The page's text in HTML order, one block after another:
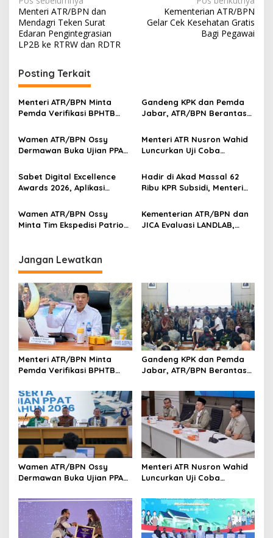
pos
Menteri ATR/BPN dan
Mendagri Teken Surat
Edaran Pengintegrasian
LP2B ke RTRW dan RDTR
Kementerian ATR/BPN
Gelar Cek Kesehatan Gratis
Bagi Pegawai
Posting Terkait
Menteri ATR/BPN Minta
Pemda Verifikasi BPHTB
Bakal Diintegrasikan
Gandeng KPK dan Pemda
Jabar, ATR/BPN Berantas
Lahan
Wamen ATR/BPN Ossy
Dermawan Buka Ujian PPAT
Menteri ATR Nusron Wahid
Luncurkan Uji Coba
Hari Mulai 17 Agustus
Sabet Digital Excellence
Awards 2026, Aplikasi
Raih Top Public Service App
Hadir di Akad Massal 62
Ribu KPR Subsidi, Menteri
Beri Kepastian Hukum
Wamen ATR/BPN Ossy
Minta Tim Ekspedisi Patriot
Transmigrasi
Kementerian ATR/BPN dan
JICA Evaluasi LANDLAB,
Jangan Lewatkan
Menteri ATR/BPN Minta
Pemda Verifikasi BPHTB
Bakal Diintegrasikan
Gandeng KPK dan Pemda
Jabar, ATR/BPN Berantas
Lahan
Wamen ATR/BPN Ossy
Dermawan Buka Ujian PPAT
Menteri ATR Nusron Wahid
Luncurkan Uji Coba
Hari Mulai 17 Agustus